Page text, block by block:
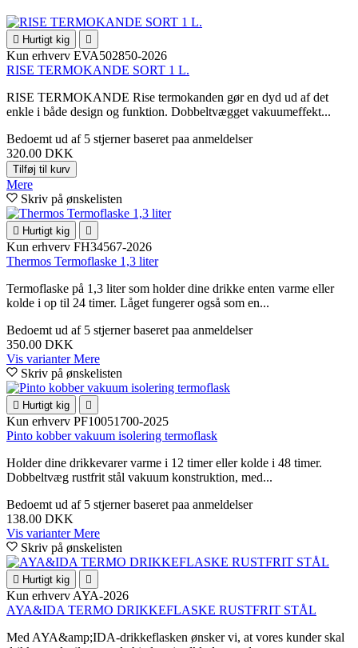
 Hurtigt kig 
Kun erhverv EVA502850-2026
RISE TERMOKANDE SORT 1 L.
RISE TERMOKANDE Rise termokanden gør en dyd ud af det
enkle i både design og funktion. Dobbeltvægget vakuumeffekt...
Bedoemt ud af 5 stjerner baseret paa anmeldelser
320.00 DKK
Tilføj til kurv
Mere
Skriv på ønskelisten
 Hurtigt kig 
Kun erhverv FH34567-2026
Thermos Termoflaske 1,3 liter
Termoflaske på 1,3 liter som holder dine drikke enten varme eller
kolde i op til 24 timer. Låget fungerer også som en...
Bedoemt ud af 5 stjerner baseret paa anmeldelser
350.00 DKK
Vis varianterMere
Skriv på ønskelisten
 Hurtigt kig 
Kun erhverv PF10051700-2025
Pinto kobber vakuum isolering termoflask
Holder dine drikkevarer varme i 12 timer eller kolde i 48 timer.
Dobbeltvæg rustfrit stål vakuum konstruktion, med...
Bedoemt ud af 5 stjerner baseret paa anmeldelser
138.00 DKK
Vis varianterMere
Skriv på ønskelisten
 Hurtigt kig 
Kun erhverv AYA-2026
AYA&IDA TERMO DRIKKEFLASKE RUSTFRIT STÅL
Med AYA&amp;IDA-drikkeflasken ønsker vi, at vores kunder skal